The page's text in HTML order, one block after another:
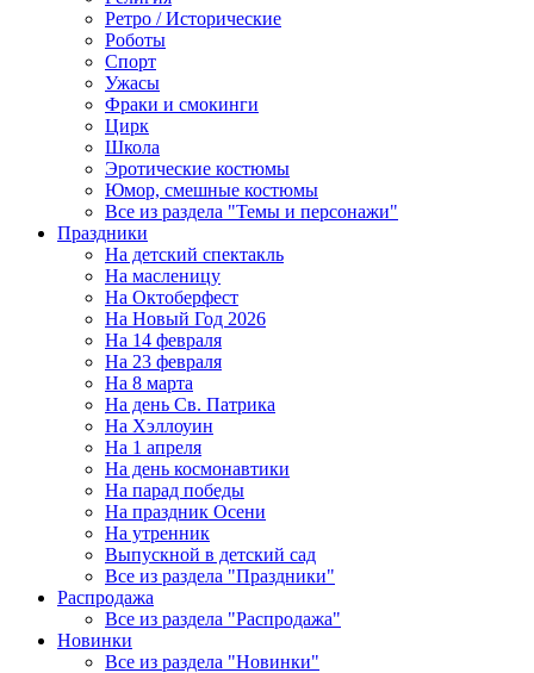
Ретро / Исторические
Роботы
Спорт
Ужасы
Фраки и смокинги
Цирк
Школа
Эротические костюмы
Юмор, смешные костюмы
Все из раздела "Темы и персонажи"
Праздники
На детский спектакль
На масленицу
На Октоберфест
На Новый Год 2026
На 14 февраля
На 23 февраля
На 8 марта
На день Св. Патрика
На Хэллоуин
На 1 апреля
На день космонавтики
На парад победы
На праздник Осени
На утренник
Выпускной в детский сад
Все из раздела "Праздники"
Распродажа
Все из раздела "Распродажа"
Новинки
Все из раздела "Новинки"